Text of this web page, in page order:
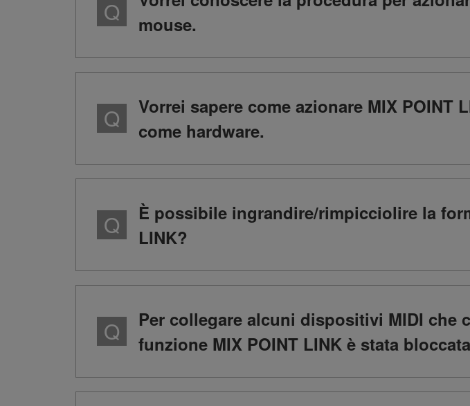
mouse.
Vorrei sapere come azionare MIX POINT
come hardware.
È possibile ingrandire/rimpicciolire la
LINK?
Per collegare alcuni dispositivi MIDI che
funzione MIX POINT LINK è stata